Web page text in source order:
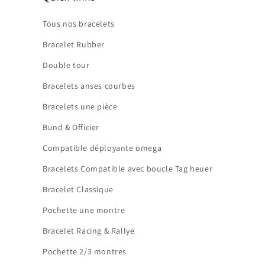
Tous nos bracelets
Bracelet Rubber
Double tour
Bracelets anses courbes
Bracelets une pièce
Bund & Officier
Compatible déployante omega
Bracelets Compatible avec boucle Tag heuer
Bracelet Classique
Pochette une montre
Bracelet Racing & Rallye
Pochette 2/3 montres